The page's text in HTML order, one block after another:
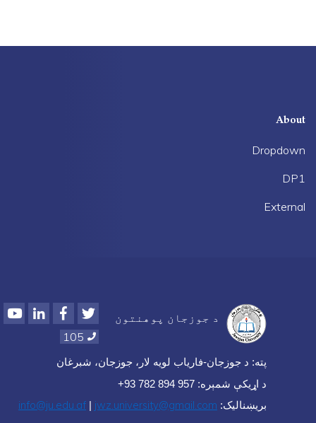
About
Dropdown
DP1
External
د جوزجان پوهنتون YoutubeLinkedInFacebook
105
پته: د جوزجان-فاریاب لویه لار، جوزجان، شبرغان
د اړيکې شمېره: 957 894 782 93+
بریښنا‌لیک:
info@ju.edu.af jwz.university@gmail.com